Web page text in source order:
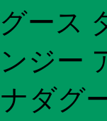
ース
ジー
ダグ